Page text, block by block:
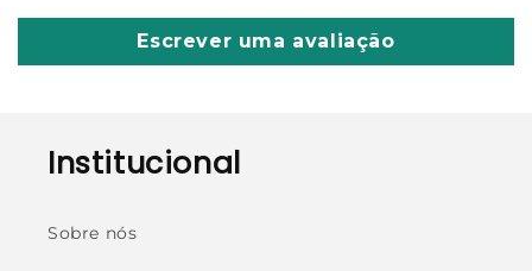
Escrever uma avaliação
Institucional
Sobre nós